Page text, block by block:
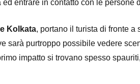
entrare in contatto con le persone
Kolkata, portano il turista di fronte a
sarà purtroppo possibile vedere
impatto si trovano spesso